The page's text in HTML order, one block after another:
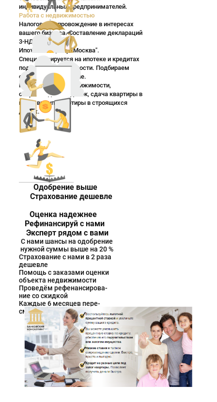
индивидуальных предпринимателей.
Работа с недвижимостью
Налоговое сопровождение в интересах
вашего бизнеса. Составление деклараций
3-НДФЛ.
Ипотечный центр "Москва".
Специализируется на ипотеке и кредитах
под залог недвижимости. Подбираем
оптимальное решение.
Купля-продажа недвижимости,
сопровождение сделок, сдача квартиры в
найм, выкуп, квартиры в строящихся
домах.
Одобрение выше
Страхование дешевле
Оценка надежнее
Рефинансируй с нами
Эксперт рядом с вами
С нами шансы на одобрение
нужной суммы выше на 20 %
Страхование с нами в 2 раза
дешевле
Помощь с заказами оценки
объекта недвижимости
Проведём рефенансирова-
ние со скидкой
Каждые 6 месяцев пере-
сматриваем график